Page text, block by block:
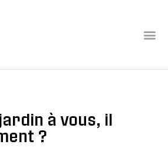
à vous, il
?